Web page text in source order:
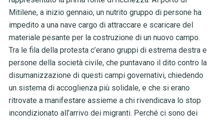
Mitilene, a inizio gennaio, un nutrito gruppo di persone ha
impedito a una nave cargo di attraccare e scaricare del
materiale pesante per la costruzione di un nuovo campo.
Tra le fila della protesta c’erano gruppi di estrema destra e
persone della società civile, che puntavano il dito contro la
disumanizzazione di questi campi governativi, chiedendo
un sistema di accoglienza più solidale, e che si erano
ritrovate a manifestare assieme a chi rivendicava lo stop
incondizionato all’arrivo dei migranti. Perché ci sono dei